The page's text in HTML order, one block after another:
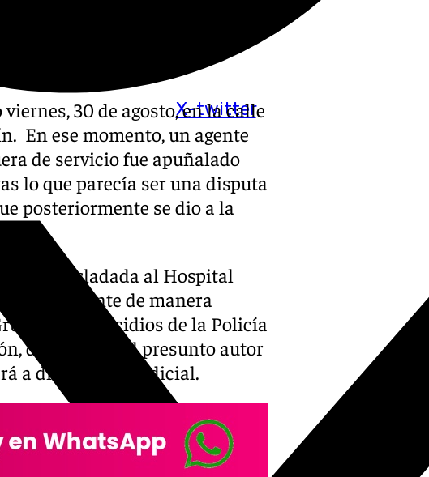
X-twitter
30 de agosto, en la calle
En ese momento, un agente
de servicio fue apuñalado
lo que parecía ser una disputa
posteriormente se dio a la
y fue trasladada al Hospital
de manera
de Homicidios de la Policía
deteniendo al presunto autor
a disposición judicial.